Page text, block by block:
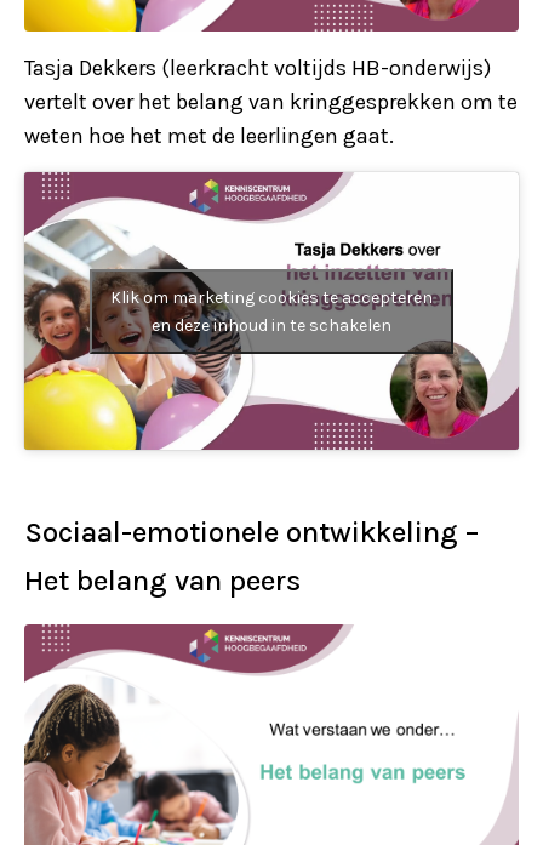
Tasja Dekkers (leerkracht voltijds HB-onderwijs)
vertelt over het belang van kringgesprekken om te
weten hoe het met de leerlingen gaat.
Klik om marketing cookies te accepteren
en deze inhoud in te schakelen
Sociaal-emotionele ontwikkeling –
Het belang van peers